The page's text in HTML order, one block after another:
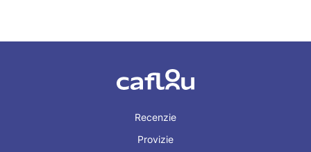
Recenzie
Provizie